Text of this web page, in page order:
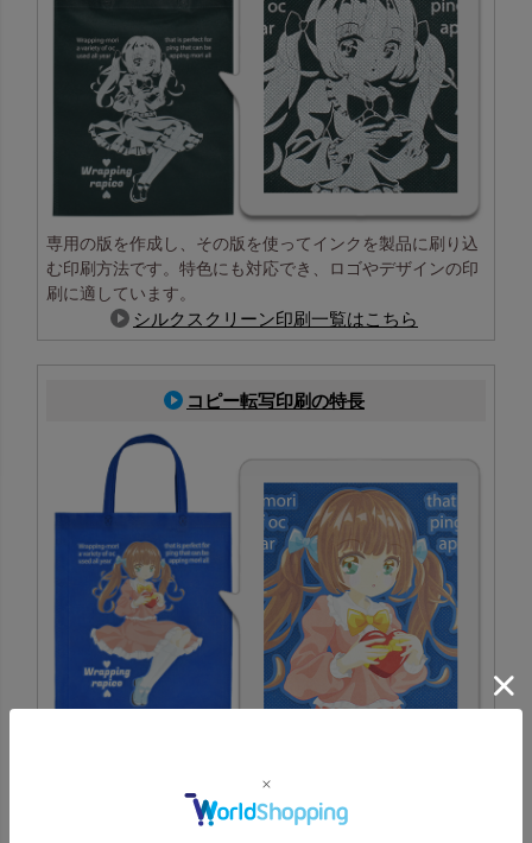
専用の版を作成し、その版を使ってインクを製品に刷り込
む印刷方法です。特色にも対応でき、ロゴやデザインの印
刷に適しています。
シルクスクリーン印刷一覧はこちら
コピー転写印刷の特長
ラー表現が可能。写真やイラストも鮮やかに再現でき、イ
ベント配布にも最適